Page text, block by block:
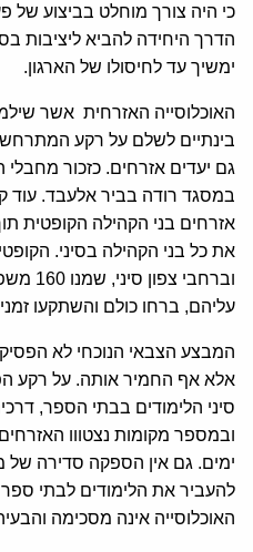
כי היה צורך מוחלט בביצוע של
הדרך היחידה להביא ליציבות
ימשיך עד לחיסולו של הארגון.
האוכלוסייה האזרחית אשר
בינתיים לשלם על רקע
במסגד רודה בביר אלעבד. עוד
אזרחים בני הקהילה הקופטית
את כל בני הקהילה בסיני.
עליהם, ברחו כולם והשתקעו
המבצע הצבאי הנוכחי לא
אלא אף החמיר אותה. על רקע
סיני הלימודים בבתי הספר,
ובמספר מקומות נצטווו
ימים. גם אין הספקה סדירה של
להעביר את הלימודים לבתי
האוכלוסייה אינה מסכימה